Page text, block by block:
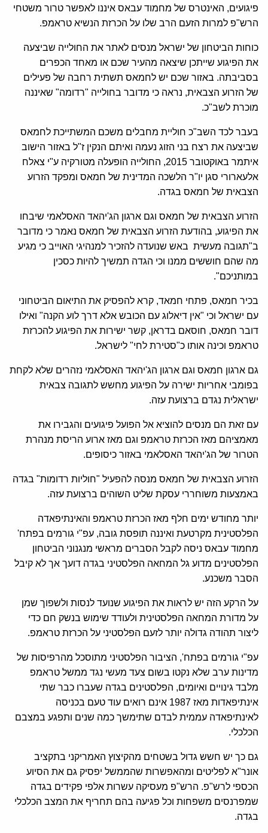
פיגועים, האינטרס של מחמוד עבאס איננו לאפשר טרור משטחי
הרש"פ למרות הזעם הרב שלו על הכרזת הנשיא טראמפ.
כוחות הביטחון של ישראל מנסים לאתר את החולייה שביצעה
את הפיגוע שייתכן שיצאה מהעיר שכם או מאחד הכפרים
בסביבתה. באזור שכם יש לחמאס תשתית רחבה של פעילים
של הזרוע הצבאית, נראה כי מדובר בחולייה "רדומה" שאיננה
מוכרת לשב"כ.
בעבר לכד השב"כ חוליית מחבלים משכם המשתייכת לחמאס
שביצעה את רצח בני הזוג נעמה ואיתם הנקין ז"ל באזור הישוב
איתמר באוקטובר 2015, החולייה הופעלה מטורקיה ע"י צאלח
אלעארורי סגן יו"ר הלשכה המדינית של חמאס ומפקד הזרוע
הצבאית של חמאס בגדה.
הזרוע הצבאית של חמאס וגם ארגון הג'יהאד האסלאמי שיבחו
את הפיגוע, בהודעת הזרוע הצבאית של חמאס נאמר כי מדובר
ב"תגובה מעשית באש שנועדה להזכיר למנהיגי האוייב כי מגיע
מה שהם חוששים ממנו וכי הגדה תמשיך להיות כסכין
במותניכם".
בכיר חמאס, פתחי חמאד, קרא להפסיק את התיאום הביטחוני
עם ישראל וכי "אין דיאלוג עם הכובש אלא דרך לוע הקנה" ואילו
דובר חמאס, חוסאם בדראן, קשר ישירות את הפיגוע להכרזת
טראמפ וכינה אותו כ"סטירת לחי" לישראל.
גם ארגון חמאס וגם ארגון הג'יהאד האסלאמי נזהרים שלא לקחת
בפומבי אחריות ישירה על הפיגוע מחשש לתגובה צבאית
ישראלית נגדם ברצועת עזה.
עם זאת הם מנסים להוציא אל הפועל פיגועים והגבירו את
מאמציהם מאז הכרזת טראמפ וגם מאז ארוע הריסת מנהרת
הטרור של הג'יהאד האסלאמי באזור כיסופים.
הזרוע הצבאית של חמאס מנסה להפעיל "חוליות רדומות" בגדה
באמצעות משוחררי עסקת שליט השוהים ברצועת עזה.
יותר מחודש ימים חלף מאז הכרזת טראמפ והאינתיפאדה
הפלסטינית מקרטעת ואיננה תופסת גובה, עפ"י גורמים בפתח'
מחמוד עבאס ניסה לקבל הסברים מראשי מנגנוני הביטחון
הפלסטינים מדוע גל המחאה הפלסטיני בגדה דועך אך לא קיבל
הסבר משכנע.
על הרקע הזה יש לראות את הפיגוע שנועד לנסות ולשפוך שמן
על מדורת המחאה הפלסטינית ולעודד שימוש בנשק חם כדי
ליצור תהודה גדולה יותר לזעם הפלסטיני על הכרזת טראמפ.
עפ"י גורמים בפתח', הציבור הפלסטיני מתוסכל מהרפיסות של
מדינות ערב שלא נקטו בשום צעד מעשי נגד ממשל טראמפ
מלבד גינויים ואיומים, הפלסטינים בגדה שעברו כבר שתי
אינתיפאדות מאז 1987 אינם רואים עוד טעם בכניסה
לאינתיפאדה עממית לבדם שתימשך כמה שנים ותפגע במצבם
הכלכלי.
גם כך יש חשש גדול בשטחים מהקיצוץ האמריקני בתקציב
אונר"א לפליטים ומהאפשרות שהממשל יפסיק גם את הסיוע
הכספי לרש"פ. הרש"פ מעסיקה עשרות אלפי פקידים בגדה
שמפרנסים משפחות וכל פגיעה בהם תחריף את המצב הכלכלי
בגדה.